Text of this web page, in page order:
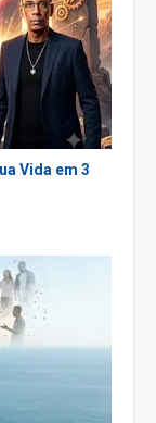
Vida em 3